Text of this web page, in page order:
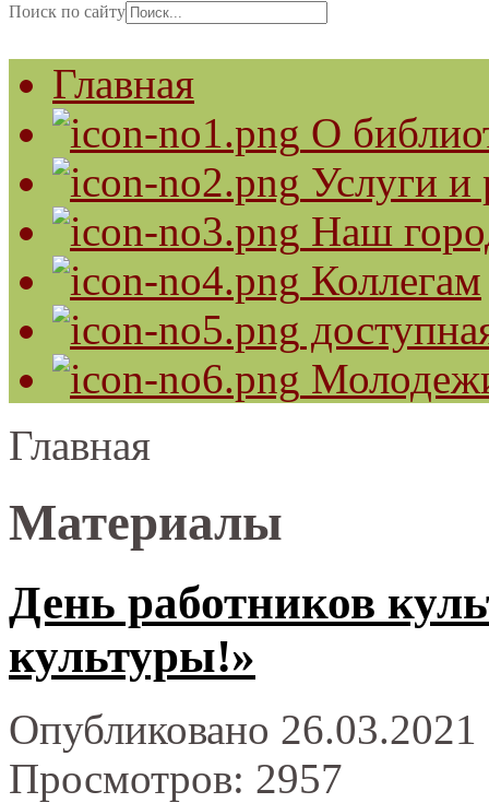
Поиск по сайту
Главная
О
Услуги и
Наш
Коллегам
Главная
Материалы
День работников
культуры!»
Опубликовано 26.03.2021
Просмотров: 2957